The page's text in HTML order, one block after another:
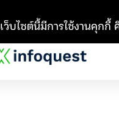
เว็บไซต์นี้มีการใช้งานคุกกี้